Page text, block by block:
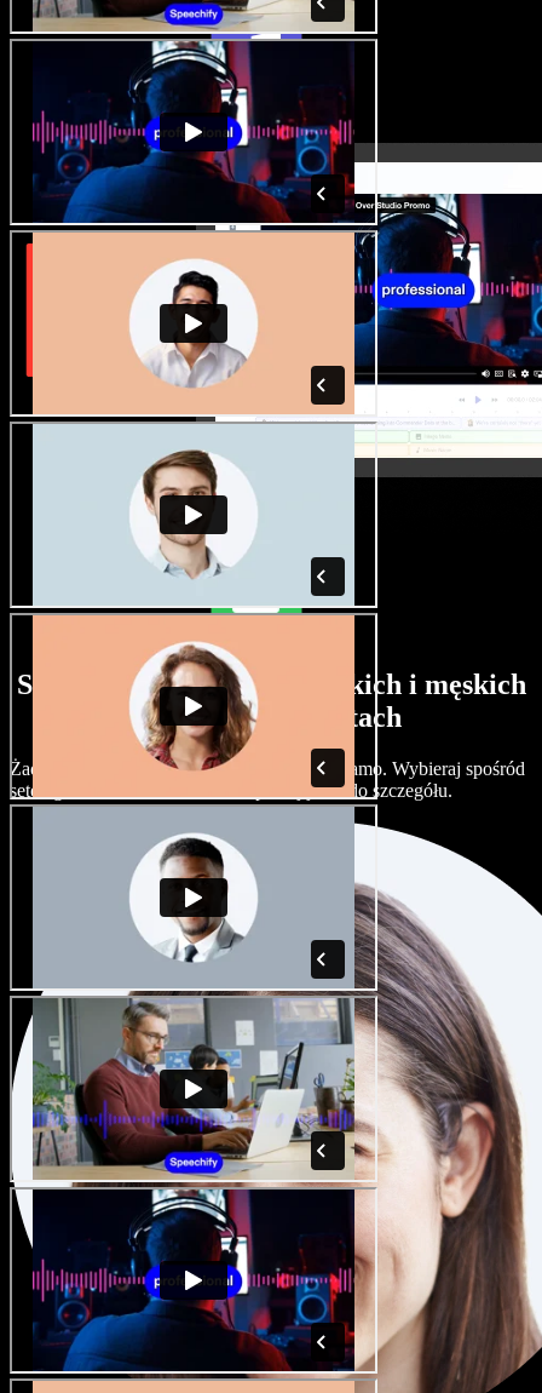
Szeroki wybór głosów żeńskich i męskich
w różnych akcentach
Żadne dwa projekty nie muszą brzmieć tak samo. Wybieraj spośród
setek głosów i akcentów AI i dopracuj je co do szczegółu.